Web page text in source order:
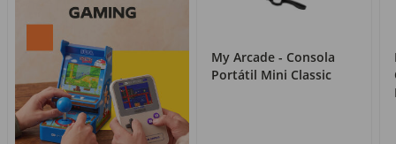
My Arcade - Consola
Portátil Mini Classic